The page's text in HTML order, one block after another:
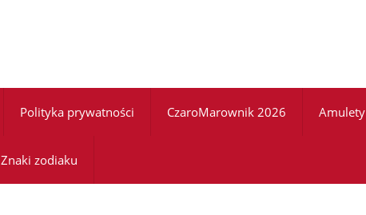
Polityka prywatności CzaroMarownik 2026 Amulety
Znaki zodiaku